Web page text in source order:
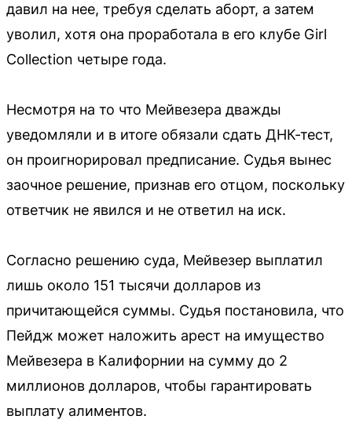
давил на нее, требуя сделать аборт, а затем
уволил, хотя она проработала в его клубе Girl
Collection четыре года.
Несмотря на то что Мейвезера дважды
уведомляли и в итоге обязали сдать ДНК-тест,
он проигнорировал предписание. Судья вынес
заочное решение, признав его отцом, поскольку
ответчик не явился и не ответил на иск.
Согласно решению суда, Мейвезер выплатил
лишь около 151 тысячи долларов из
причитающейся суммы. Судья постановила, что
Пейдж может наложить арест на имущество
Мейвезера в Калифорнии на сумму до 2
миллионов долларов, чтобы гарантировать
выплату алиментов.